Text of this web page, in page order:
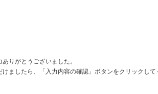
ありがとうございました。
ましたら、「入力内容の確認」ボタンをクリックして